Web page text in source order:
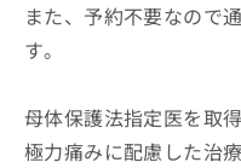
また、予約不要なので
す。
母体保護法指定医を取
極力痛みに配慮した治